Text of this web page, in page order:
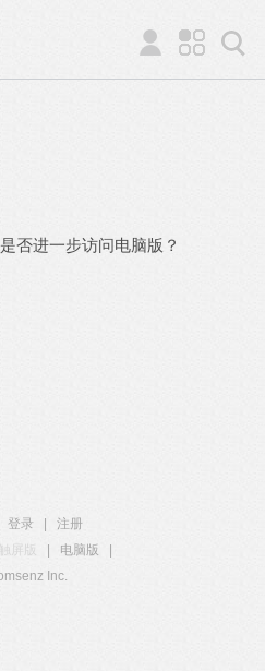
否进一步访问电脑版？
登录
注册
触屏版 电脑版
Inc.